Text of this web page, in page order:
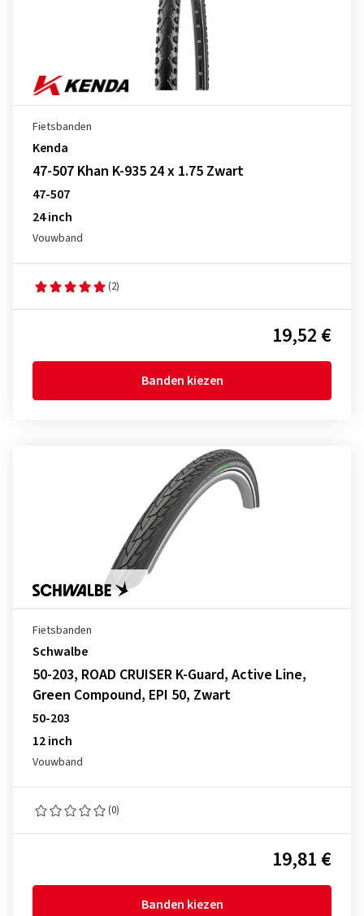
Fietsbanden
Kenda
47-507 Khan K-935 24 x 1.75 Zwart
47-507
24 inch
Vouwband
(2)
19,52 €
Banden kiezen
Fietsbanden
Schwalbe
50-203, ROAD CRUISER K-Guard, Active Line,
Green Compound, EPI 50, Zwart
50-203
12 inch
Vouwband
(0)
19,81 €
Banden kiezen